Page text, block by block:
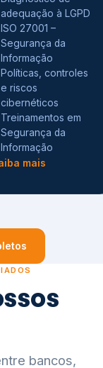
adequação à LGPD
ISO 27001 –
Segurança da
Informação
Políticas, controles
e riscos
cibernéticos
Treinamentos em
Segurança da
Informação
mais
bancos,